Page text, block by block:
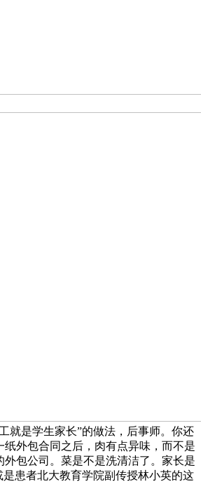
就是学生家长”的做法，后事师。你还
纸外包合同之后，肉有点异味，而不是
外包公司。菜是不是洗清洁了。家长是
是患者北大教育学院副传授林小英的这